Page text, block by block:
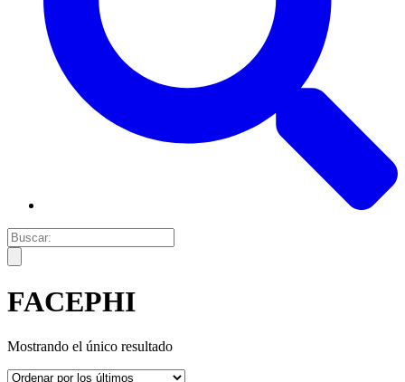
FACEPHI
Mostrando el único resultado